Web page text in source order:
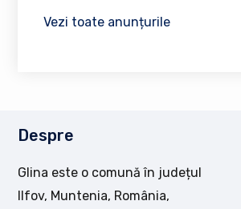
Vezi toate anunțurile
Despre
Glina este o comună în județul
Ilfov, Muntenia, România,